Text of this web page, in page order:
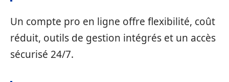
Un compte pro en ligne offre flexibilité, coût
réduit, outils de gestion intégrés et un accès
sécurisé 24/7.